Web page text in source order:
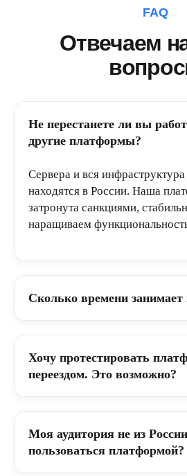
FAQ
Отвечаем
Не перестанете ли вы
другие платформы?
Сервера и вся
находятся в России. Наша
затронута санкциями,
наращиваем
Сколько времени занимает
Хочу протестировать
переездом. Это возможно?
Моя аудитория не из
пользоваться платформой?